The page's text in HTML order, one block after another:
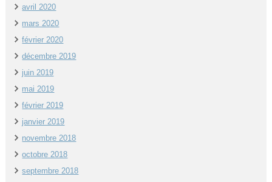
avril 2020
mars 2020
février 2020
décembre 2019
juin 2019
mai 2019
février 2019
janvier 2019
novembre 2018
octobre 2018
septembre 2018